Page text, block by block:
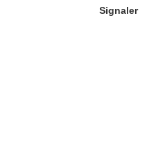
Signaler